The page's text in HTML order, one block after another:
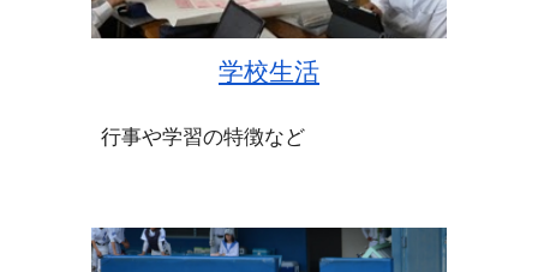
学校生活
行事や学習の特徴など